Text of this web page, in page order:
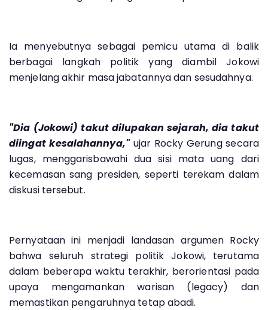
Ia menyebutnya sebagai pemicu utama di balik
berbagai langkah politik yang diambil Jokowi
menjelang akhir masa jabatannya dan sesudahnya.
"Dia (Jokowi) takut dilupakan sejarah, dia takut
diingat kesalahannya," ujar Rocky Gerung secara
lugas, menggarisbawahi dua sisi mata uang dari
kecemasan sang presiden, seperti terekam dalam
diskusi tersebut.
Pernyataan ini menjadi landasan argumen Rocky
bahwa seluruh strategi politik Jokowi, terutama
dalam beberapa waktu terakhir, berorientasi pada
upaya mengamankan warisan (legacy) dan
memastikan pengaruhnya tetap abadi.